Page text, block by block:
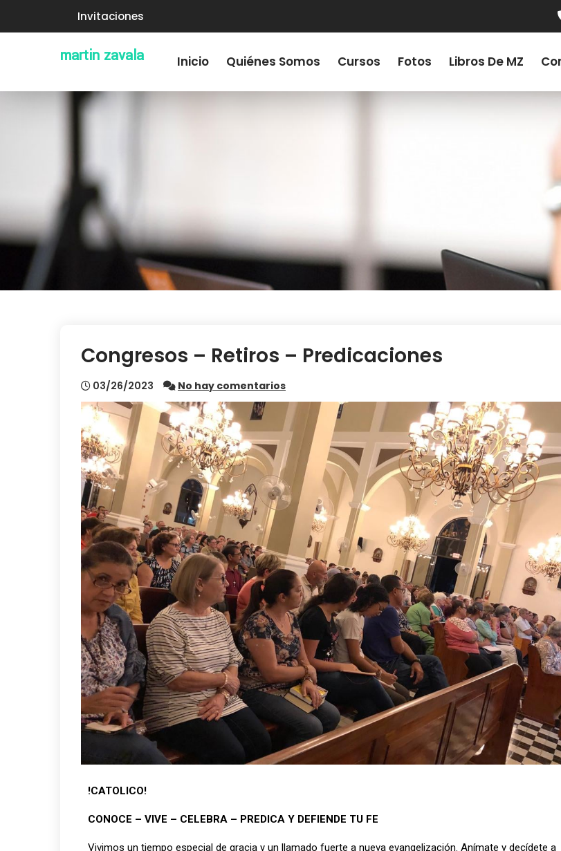
Invitaciones
martin zavala Inicio Quiénes Somos Cursos Fotos Libros De MZ
Congresos – Retiros – Predicaciones
03/26/2023 No hay comentarios
!CATOLICO!
CONOCE – VIVE – CELEBRA – PREDICA Y DEFIENDE TU FE
Vivimos un tiempo especial de gracia y un llamado fuerte a nueva evangelización. Anímate y decídete a